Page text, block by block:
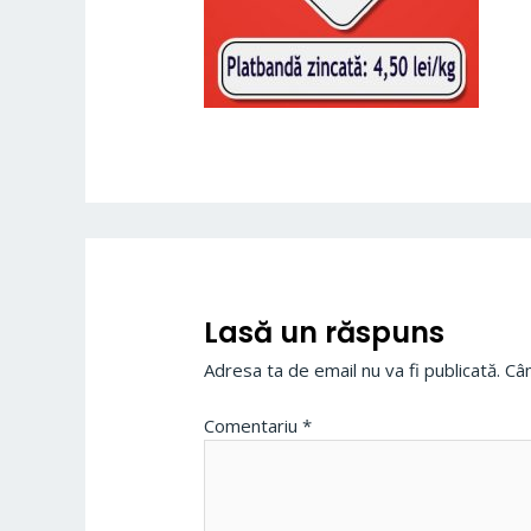
Lasă un răspuns
Adresa ta de email nu va fi publicată.
Comentariu*